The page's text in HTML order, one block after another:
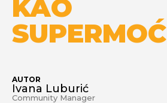
KAO
SUPERMOĆ
AUTOR
Ivana Luburić
Community Manager